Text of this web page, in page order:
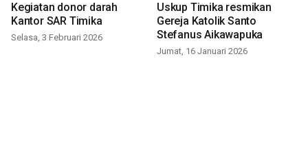
Kegiatan donor darah
Kantor SAR Timika
Selasa, 3 Februari 2026
Uskup Timika resmikan
Gereja Katolik Santo
Stefanus Aikawapuka
Jumat, 16 Januari 2026